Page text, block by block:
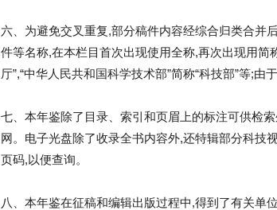
六、为避免交叉重复,部分稿件内容经综合归类合并
件等名称,在本栏目首次出现使用全称,再次出现用简
厅”,“中华人民共和国科学技术部”简称“科技部”等;
七、本年鉴除了目录、索引和页眉上的标注可供检
网。电子光盘除了收录全书内容外,还特辑部分科技
页码,以便查询。
八、本年鉴在征稿和编辑出版过程中,得到了有关单